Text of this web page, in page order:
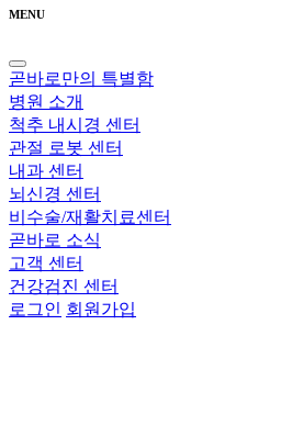
MENU
곧바로만의 특별함
병원 소개
척추 내시경 센터
관절 로봇 센터
내과 센터
뇌신경 센터
비수술/재활치료센터
곧바로 소식
고객 센터
건강검진 센터
로그인 회원가입